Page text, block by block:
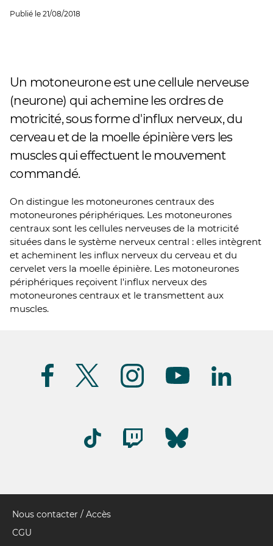
Publié le 21/08/2018
Un motoneurone est une cellule nerveuse
(neurone) qui achemine les ordres de
motricité, sous forme d'influx nerveux, du
cerveau et de la moelle épinière vers les
muscles qui effectuent le mouvement
commandé.
On distingue les motoneurones centraux des
motoneurones périphériques. Les motoneurones
centraux sont les cellules nerveuses de la motricité
situées dans le système nerveux central : elles intègrent
et acheminent les influx nerveux du cerveau et du
cervelet vers la moelle épinière. Les motoneurones
périphériques reçoivent l'influx nerveux des
motoneurones centraux et le transmettent aux
muscles.
Pied
de
Nous contacter / Accès
CGU